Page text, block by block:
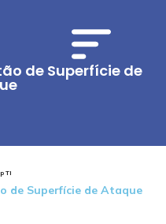
de Superfície de
TI
de Superfície de Ataque